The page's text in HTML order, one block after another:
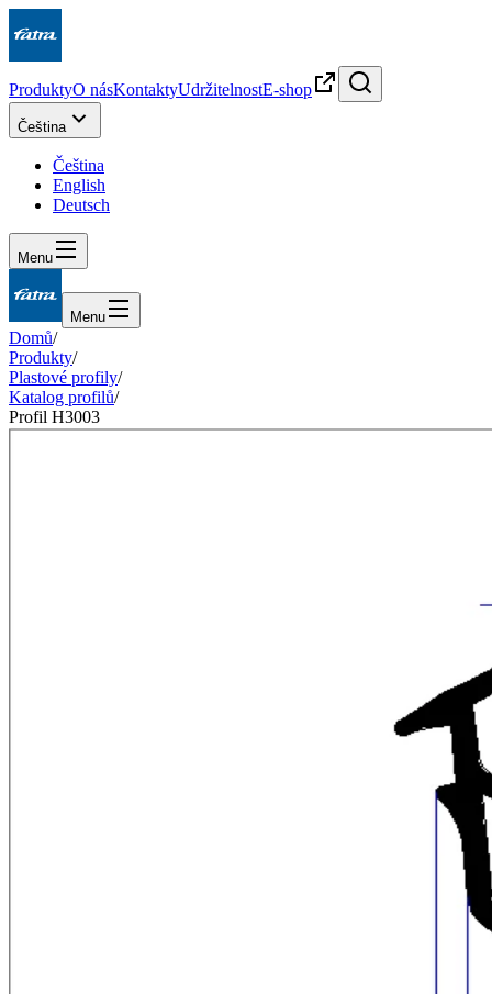
ProduktyO násKontaktyUdržitelnostE-shop
Čeština
Čeština
English
Deutsch
Menu
Menu
Domů/
Produkty/
Plastové profily/
Katalog profilů/
Profil H3003